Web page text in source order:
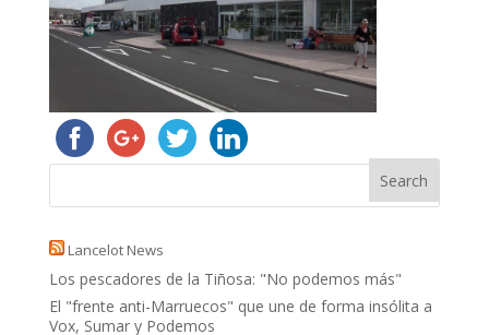
Lancelot News
Los pescadores de la Tiñosa: "No podemos más"
El "frente anti-Marruecos" que une de forma insólita a
Vox, Sumar y Podemos